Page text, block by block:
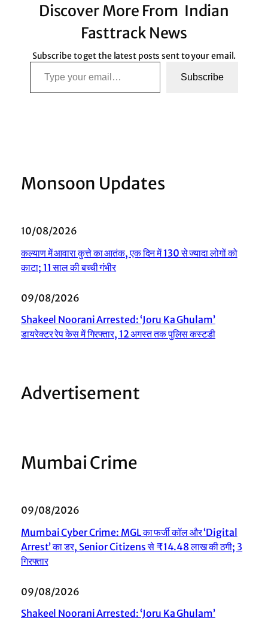
Discover More From Indian
Fasttrack News
Subscribe to get the latest posts sent to your email.
Type your email…
Subscribe
Monsoon Updates
10/08/2026
कल्याण में आवारा कुत्ते का आतंक, एक दिन में 130 से ज्यादा लोगों को
काटा; 11 साल की बच्ची गंभीर
09/08/2026
Shakeel Noorani Arrested: ‘Joru Ka Ghulam’
डायरेक्टर रेप केस में गिरफ्तार, 12 अगस्त तक पुलिस कस्टडी
Advertisement
Mumbai Crime
09/08/2026
Mumbai Cyber Crime: MGL का फर्जी कॉल और ‘Digital
Arrest’ का डर, Senior Citizens से ₹14.48 लाख की ठगी; 3
गिरफ्तार
09/08/2026
Shakeel Noorani Arrested: ‘Joru Ka Ghulam’